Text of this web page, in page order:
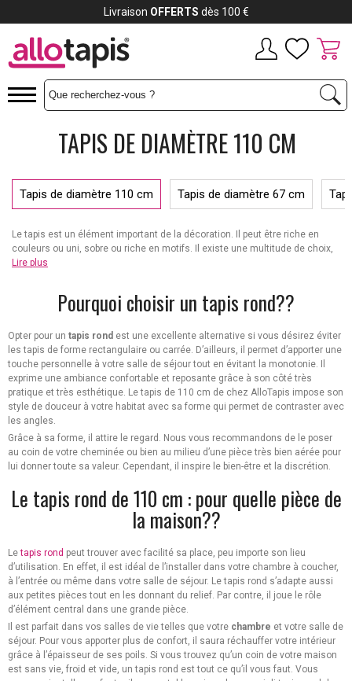
TAPIS DE DIAMÈTRE 110 CM
Tapis de diamètre 110 cm Tapis de diamètre 67 cm
Le tapis est un élément important de la décoration. Il peut être riche en
couleurs ou uni, sobre ou riche en motifs. Il existe une multitude de choix,
si l’on prend en compte toutes les déclinaisons possibles. Chez AlloTapis,
tapis de diamètre 110 cm? Nous sommes à votre disposition.
Lire plus
Pourquoi choisir un tapis rond??
Opter pour un tapis rond est une excellente alternative si vous désirez éviter
les tapis de forme rectangulaire ou carrée. D’ailleurs, il permet d’apporter une
touche personnelle à votre salle de séjour tout en évitant la monotonie. Il
exprime une ambiance confortable et reposante grâce à son côté très
pratique et très esthétique. Le tapis de 110 cm de chez AlloTapis impose son
style de douceur à votre habitat avec sa forme qui permet de contraster avec
les angles.
Grâce à sa forme, il attire le regard. Nous vous recommandons de le poser
au coin de votre cheminée ou bien au milieu d’une pièce très bien aérée pour
lui donner toute sa valeur. Cependant, il inspire le bien-être et la discrétion.
Le tapis rond de 110 cm : pour quelle pièce de
la maison??
Letapis rond peut trouver avec facilité sa place, peu importe son lieu
d’utilisation. En effet, il est idéal de l’installer dans votre chambre à coucher,
à l’entrée ou même dans votre salle de séjour. Le tapis rond s’adapte aussi
aux petites pièces tout en les donnant du relief. Par contre, il joue le rôle
d’élément central dans une grande pièce.
Il est parfait dans vos salles de vie telles que votre chambre et votre salle de
séjour. Pour vous apporter plus de confort, il saura réchauffer votre intérieur
grâce à l’épaisseur de ses poils. Si vous trouvez qu’un coin de votre maison
est sans vie, froid et vide, un tapis rond est tout ce qu’il vous faut. Vous
Livraison OFFERTS dès 100 €